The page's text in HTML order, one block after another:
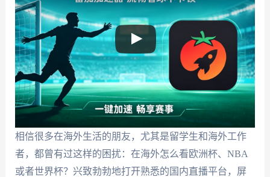
相信很多在海外生活的朋友，尤其是留学生和海外工作
者，都曾有过这样的困扰：在海外怎么看欧洲杯、NBA
或者世界杯？兴致勃勃地打开熟悉的国内直播平台，屏